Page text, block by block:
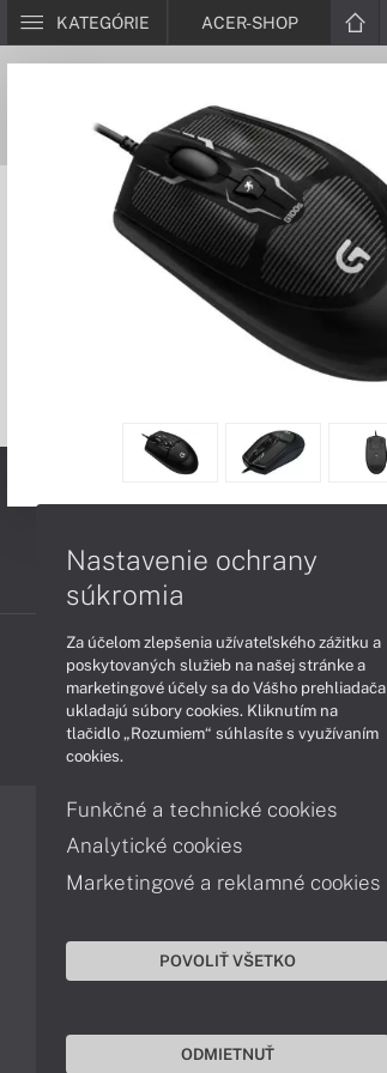
KATEGÓRIE ACER-SHOP
PODPORA A SERVIS
Informácie
Obchodné podmienky
Ochrana osobných údajov
Cookies
Nastavenie ochrany
súkromia
Za účelom zlepšenia užívateľského zážitku a
poskytovaných služieb na našej stránke a
marketingové účely sa do Vášho prehliadača
ukladajú súbory cookies. Kliknutím na
tlačidlo „Rozumiem“ súhlasíte s využívaním
cookies.
Funkčné a technické cookies
Analytické cookies
Marketingové a reklamné cookies
POVOLIŤ VŠETKO
ODMIETNUŤ